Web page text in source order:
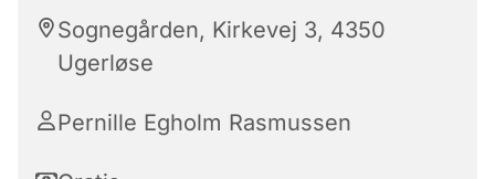
Sognegården, Kirkevej 3, 4350
Ugerløse
Pernille Egholm Rasmussen